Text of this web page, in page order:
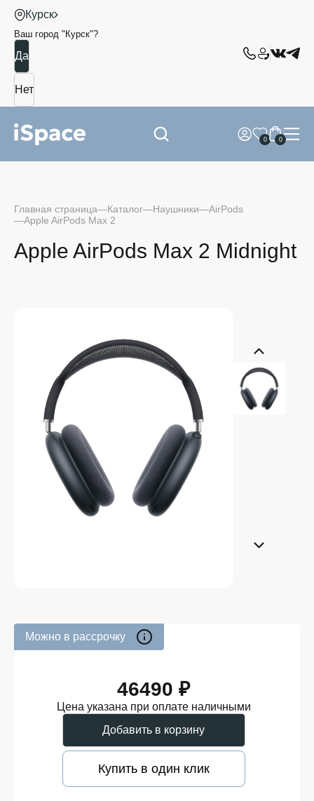
Курск
Ваш город " Курск"?
0 0
Главная страница Каталог Наушники
AirPods
Apple AirPods Max 2
Apple AirPods Max 2 Midnight
Можно в рассрочку
46490 ₽
Цена указана при оплате наличными
Добавить в корзину
Купить в один клик